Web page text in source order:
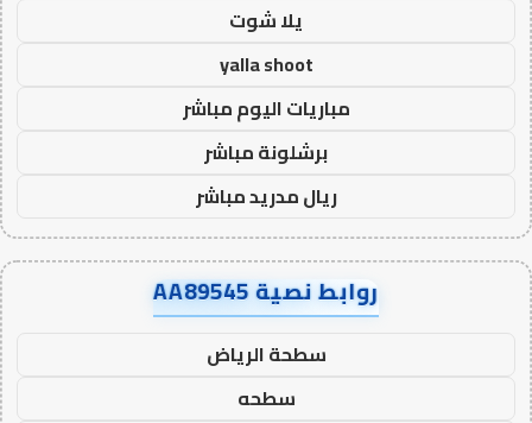
يلا شوت
yalla shoot
مباريات اليوم مباشر
برشلونة مباشر
ريال مدريد مباشر
روابط نصية AA89545
سطحة الرياض
سطحه